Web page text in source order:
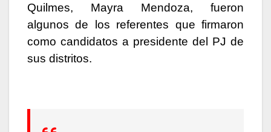
Quilmes, Mayra Mendoza, fueron
algunos de los referentes que firmaron
como candidatos a presidente del PJ de
sus distritos.